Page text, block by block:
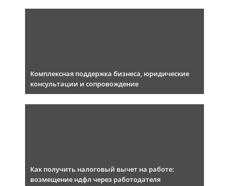
Комплексная поддержка бизнеса, юридические
консультации и сопровождение
Как получить налоговый вычет на работе:
возмещение ндфл через работодателя